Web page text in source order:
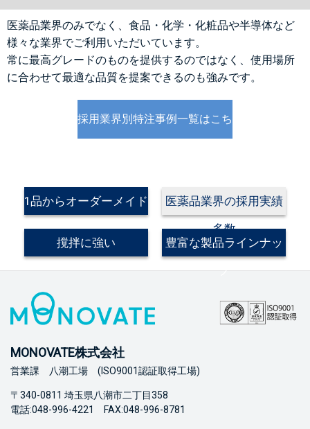
医薬品業界のみでなく、食品・化学・化粧品や半導体など
様々な業界でご利用いただいています。
常に最高グレードのものを提供するのではなく、使用場所
に合わせて最適な品質を提案できるのも強みです。
採用業界別特注事例一覧はこち
1品からオーダーメイド
製作が可能
医薬品業界の採用実績
多数
撹拌に強い
豊富な製品ラインナッ
プ
MONOVATE株式会社
営業課 八潮工場 (ISO9001認証取得工場)
〒340-0811 埼玉県八潮市二丁目358
電話:048-996-4221 FAX:048-996-8781